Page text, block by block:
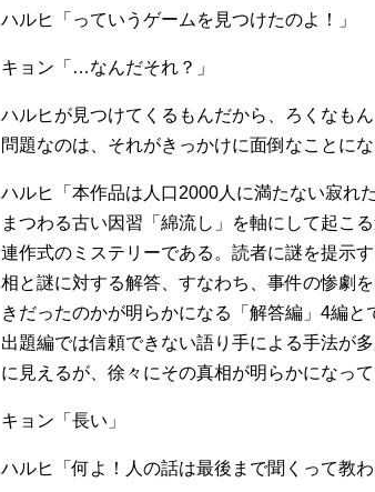
ハルヒ「っていうゲームを見つけたのよ！」
キョン「…なんだそれ？」
ハルヒが見つけてくるもんだから、ろくなも
問題なのは、それがきっかけに面倒なことに
ハルヒ「本作品は人口2000人に満たない寂れ
まつわる古い因習「綿流し」を軸にして起こ
連作式のミステリーである。読者に謎を提示
相と謎に対する解答、すなわち、事件の惨劇
きだったのかが明らかになる「解答編」4編と
出題編では信頼できない語り手による手法が
に見えるが、徐々にその真相が明らかになっ
キョン「長い」
ハルヒ「何よ！人の話は最後まで聞くって教わ